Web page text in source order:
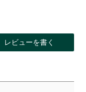
レビューを書く